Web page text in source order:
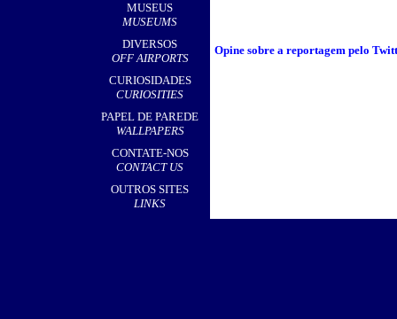
MUSEUS
MUSEUMS
DIVERSOS
OFF AIRPORTS
CURIOSIDADES
CURIOSITIES
PAPEL DE PAREDE
WALLPAPERS
CONTATE-NOS
CONTACT US
OUTROS SITES
LINKS
Opine sobre a reportagem pelo